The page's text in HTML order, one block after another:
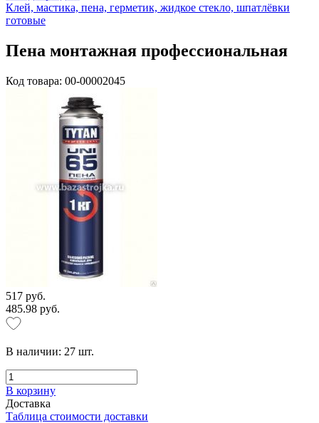
Клей, мастика, пена, герметик, жидкое стекло, шпатлёвки
готовые
Пена монтажная профессиональная
Код товара: 00-00002045
517 руб.
485.98 руб.
В наличии: 27 шт.
В корзину
Доставка
Таблица стоимости доставки